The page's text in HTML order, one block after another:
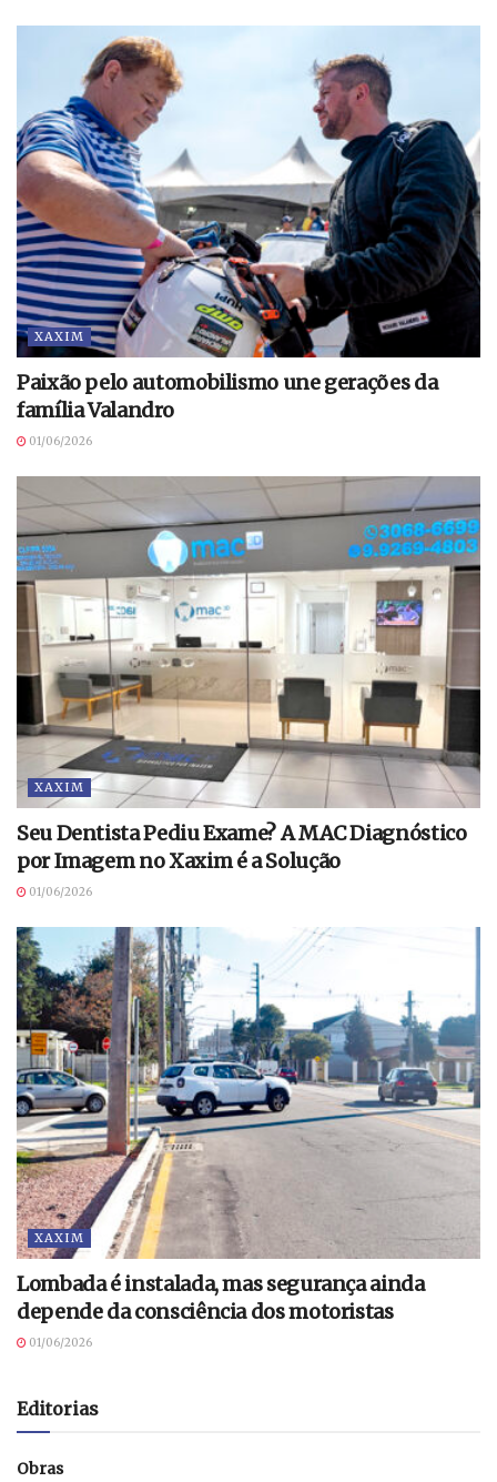
XAXIM
Paixão pelo automobilismo une gerações da
família Valandro
01/06/2026
XAXIM
Seu Dentista Pediu Exame? A MAC Diagnóstico
por Imagem no Xaxim é a Solução
01/06/2026
XAXIM
Lombada é instalada, mas segurança ainda
depende da consciência dos motoristas
01/06/2026
Editorias
Obras